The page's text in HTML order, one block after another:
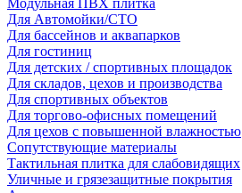
Модульная ПВХ плитка
Для Автомойки/СТО
Для бассейнов и аквапарков
Для гостиниц
Для детских / спортивных площадок
Для складов, цехов и производства
Для спортивных объектов
Для торгово-офисных помещений
Для цехов с повышенной влажностью
Сопутствующие материалы
Тактильная плитка для слабовидящих
Уличные и грязезащитные покрытия